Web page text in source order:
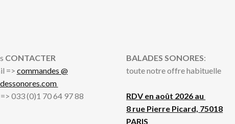
CONTACTER
=> commandes @
033 (0)1 70 64 97 88
BALADES SONORES:
toute notre offre habituelle
RDV en août 2026 au
8 rue Pierre Picard, 75018
PARIS